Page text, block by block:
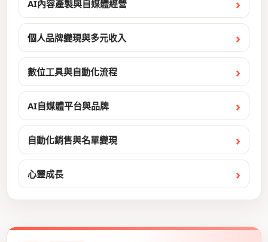
AI內容產製與自媒體經營
個人品牌變現與多元收入
數位工具與自動化流程
AI自媒體平台與品牌
自動化銷售與名單變現
心靈成長